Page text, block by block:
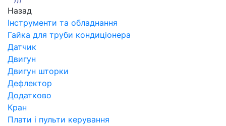
Назад
Інструменти та обладнання
Гайка для труби кондиціонера
Датчик
Двигун
Двигун шторки
Дефлектор
Додатково
Кран
Плати і пульти керування